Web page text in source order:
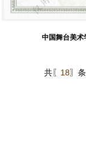
中国舞台美术
共〖 18〗